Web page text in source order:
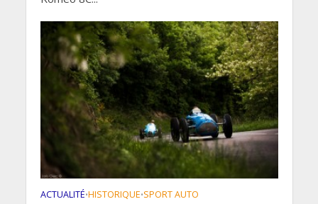
ACTUALITÉ•HISTORIQUE•SPORT AUTO